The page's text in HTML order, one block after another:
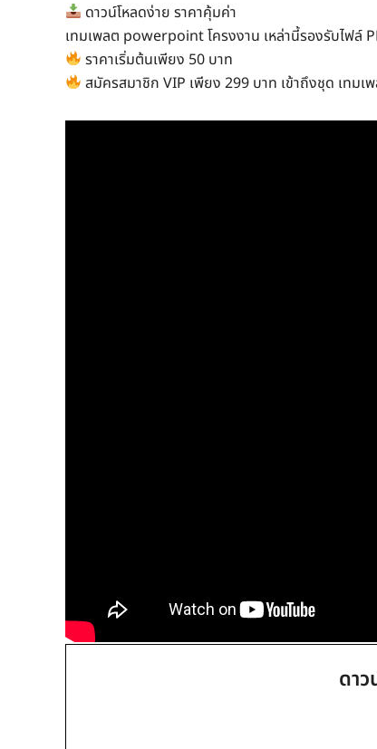
ดาวน์โหลดง่าย ราคาคุ้มค่า
เทมเพลต powerpoint โครงงาน เหล่านี้รองรับไฟล์
ราคาเริ่มต้นเพียง 50 บาท
สมัครสมาชิก VIP เพียง 299 บาท เข้าถึงชุด เทม
ดา